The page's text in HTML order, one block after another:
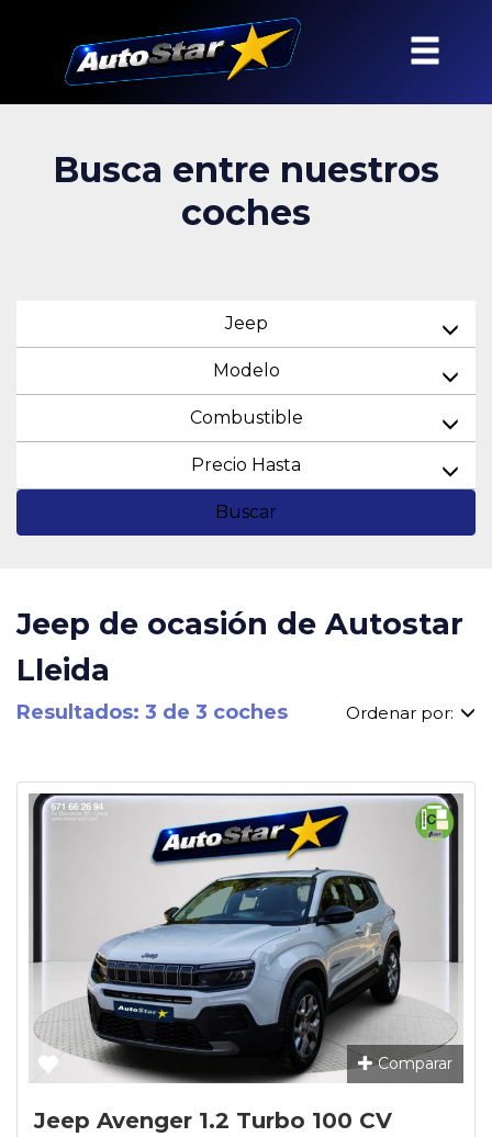
Busca entre nuestros
coches
Jeep
Modelo
Combustible
Precio Hasta
Buscar
Jeep de ocasión de Autostar
Lleida
Resultados: 3 de 3 coches Ordenar por:
Comparar
Jeep Avenger 1.2 Turbo 100 CV